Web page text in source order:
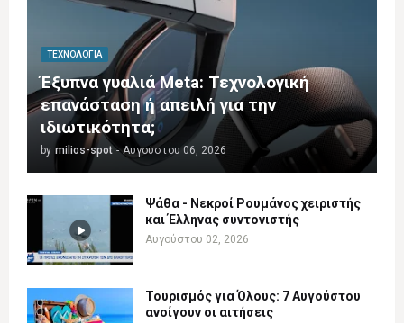
ΤΕΧΝΟΛΟΓΊΑ
Έξυπνα γυαλιά Meta: Τεχνολογική
επανάσταση ή απειλή για την
ιδιωτικότητα;
by milios-spot - Αυγούστου 06, 2026
Ψάθα - Νεκροί Ρουμάνος χειριστής
και Έλληνας συντονιστής
Αυγούστου 02, 2026
Τουρισμός για Όλους: 7 Αυγούστου
ανοίγουν οι αιτήσεις